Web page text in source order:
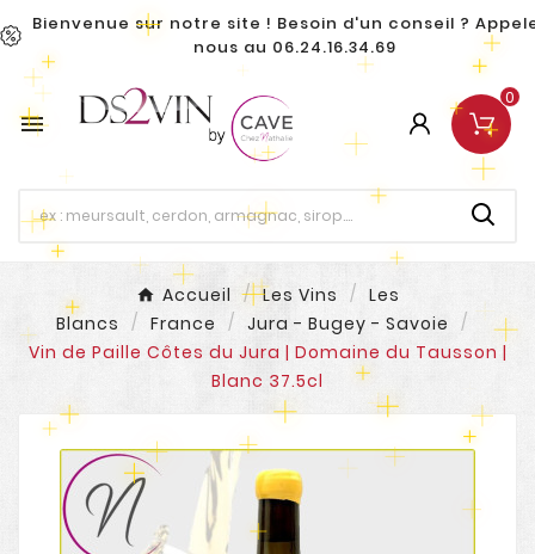
Bienvenue sur notre site ! Besoin d'un conseil ?
nous au 06.24.16.34.69

0
Accueil Les Vins
Les
Blancs
France
Jura - Bugey - Savoie
Vin de Paille Côtes du Jura | Domaine du Tausson |
Blanc 37.5cl